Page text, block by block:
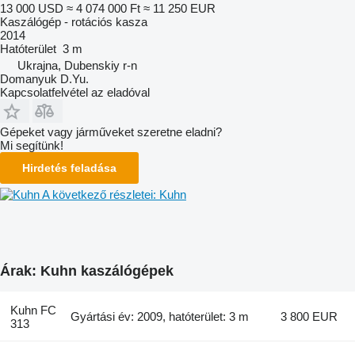
13 000 USD ≈ 4 074 000 Ft ≈ 11 250 EUR
Kaszálógép - rotációs kasza
2014
Hatóterület 3 m
Ukrajna, Dubenskiy r-n
Domanyuk D.Yu.
Kapcsolatfelvétel az eladóval
Gépeket vagy járműveket szeretne eladni?
Mi segítünk!
Hirdetés feladása
A következő részletei: Kuhn
Árak: Kuhn kaszálógépek
Kuhn FC
313
Gyártási év: 2009, hatóterület: 3 m 3 800 EUR